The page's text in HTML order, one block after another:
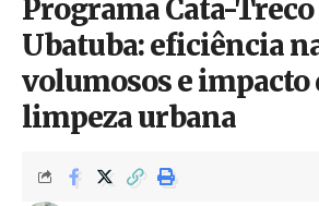
Programa Cata-
Ubatuba: eficiência
volumosos e impacto
limpeza urbana